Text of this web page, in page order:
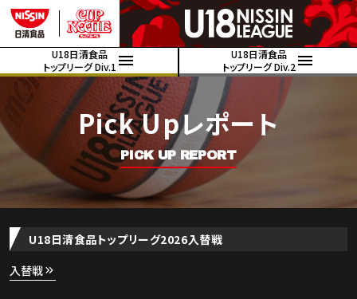
U18日清食品
トップリーグ Div.1
U18日清食品
トップリーグ Div.2
Pick Upレポート
PICK UP REPORT
U18日清食品トップリーグ2026入替戦
入替戦